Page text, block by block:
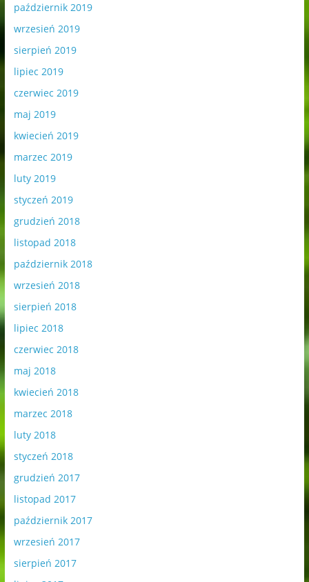
październik 2019
wrzesień 2019
sierpień 2019
lipiec 2019
czerwiec 2019
maj 2019
kwiecień 2019
marzec 2019
luty 2019
styczeń 2019
grudzień 2018
listopad 2018
październik 2018
wrzesień 2018
sierpień 2018
lipiec 2018
czerwiec 2018
maj 2018
kwiecień 2018
marzec 2018
luty 2018
styczeń 2018
grudzień 2017
listopad 2017
październik 2017
wrzesień 2017
sierpień 2017